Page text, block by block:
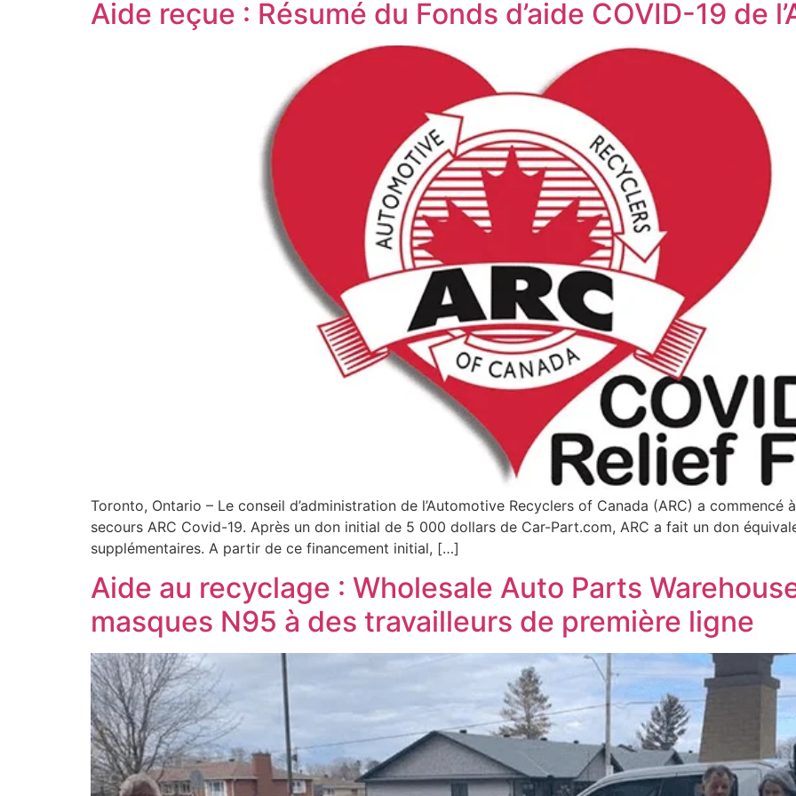
Aide reçue : Résumé du Fonds d’aide COVID-19 de
Toronto, Ontario – Le conseil d’administration de l’Automotive Recyclers of Canada (ARC) a
secours ARC Covid-19. Après un don initial de 5 000 dollars de Car-Part.com, ARC a fait un don
supplémentaires. A partir de ce financement initial, […]
Aide au recyclage : Wholesale Auto Parts
masques N95 à des travailleurs de première ligne